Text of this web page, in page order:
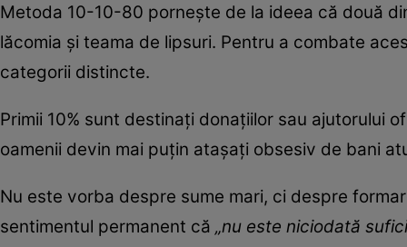
Metoda 10-10-80 pornește de la ideea că două
lăcomia și teama de lipsuri. Pentru a combate
categorii distincte.
Primii 10% sunt destinați donațiilor sau ajutorului
oamenii devin mai puțin atașați obsesiv de bani
Nu este vorba despre sume mari, ci despre
sentimentul permanent că „nu este niciodată